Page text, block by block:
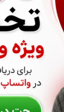
سراسر کشور